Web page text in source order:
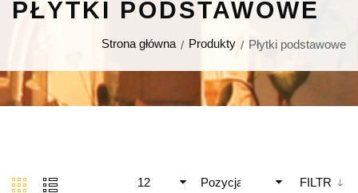
PŁYTKI PODSTAWOWE
Strona główna Produkty Płytki podstawowe
Pozycja FILTR
12